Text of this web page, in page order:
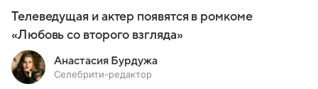
Телеведущая и актер появятся в ромкоме
«Любовь со второго взгляда»
Анастасия Бурдужа
Селебрити-редактор